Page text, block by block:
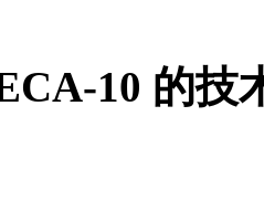
10 的技